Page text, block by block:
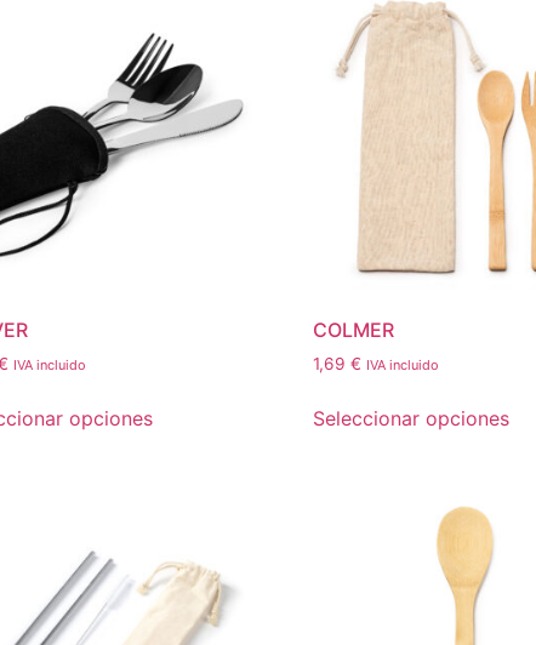
IVA incluido
opciones
COLMER
1,69€ IVA incluido
Seleccionar opciones